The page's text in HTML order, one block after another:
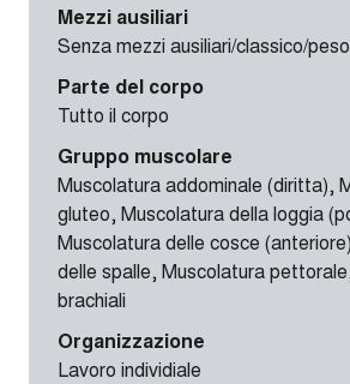
Mezzi ausiliari
Senza mezzi ausiliari/classico/
Parte del corpo
Tutto il corpo
Gruppo muscolare
Muscolatura addominale (diritta),
gluteo, Muscolatura della loggia
Muscolatura delle cosce
delle spalle, Muscolatura
brachiali
Organizzazione
Lavoro individiale